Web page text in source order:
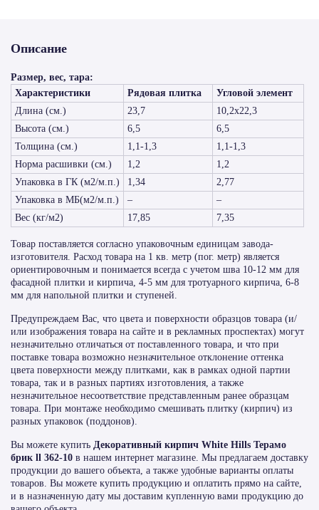
Описание
Размер, вес, тара:
Характеристики
Рядовая плитка
Угловой элемент
Длина (см.)
23,7
10,2х22,3
Высота (см.)
6,5
6,5
Толщина (см.)
1,1-1,3
1,1-1,3
Норма расшивки (см.)
1,2
1,2
Упаковка в ГК (м2/м.п.)
1,34
2,77
Упаковка в МБ(м2/м.п.)
–
–
Вес (кг/м2)
17,85 7,35
Товар поставляется согласно упаковочным единицам завода-
изготовителя. Расход товара на 1 кв. метр (пог. метр) является
ориентировочным и понимается всегда с учетом шва 10-12 мм для
фасадной плитки и кирпича, 4-5 мм для тротуарного кирпича, 6-8
мм для напольной плитки и ступеней.
Предупреждаем Вас, что цвета и поверхности образцов товара (и/
или изображения товара на сайте и в рекламных проспектах) могут
незначительно отличаться от поставленного товара, и что при
поставке товара возможно незначительное отклонение оттенка
цвета поверхности между плитками, как в рамках одной партии
товара, так и в разных партиях изготовления, а также
незначительное несоответствие представленным ранее образцам
товара. При монтаже необходимо смешивать плитку (кирпич) из
разных упаковок (поддонов).
Вы можете купить Декоративный кирпич White Hills Терамо
брик ll 362-10 в нашем интернет магазине. Мы предлагаем доставку
продукции до вашего объекта, а также удобные варианты оплаты
товаров. Вы можете купить продукцию и оплатить прямо на сайте,
и в назначенную дату мы доставим купленную вами продукцию до